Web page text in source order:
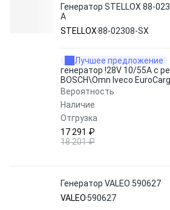
Генератор STELLOX 88-
А
STELLOX88-02308-SX
Лучшее предложение
генератор !28V 10/55А с
BOSCH\Omn Iveco
Вероятность
Наличие
Отгрузка
17 291 ₽
18 201 ₽
Генератор VALEO 590627
VALEO 590627